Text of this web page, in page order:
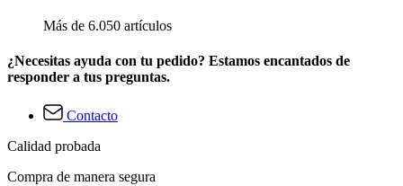
Más de 6.050 artículos
¿Necesitas ayuda con tu pedido? Estamos encantados de
responder a tus preguntas.
Contacto
Calidad probada
Compra de manera segura